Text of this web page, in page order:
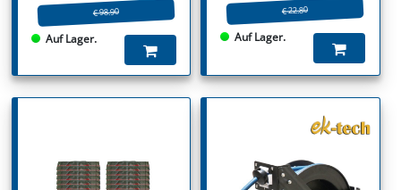
€ 98.90
Auf Lager.
€ 22.80
Auf Lager.